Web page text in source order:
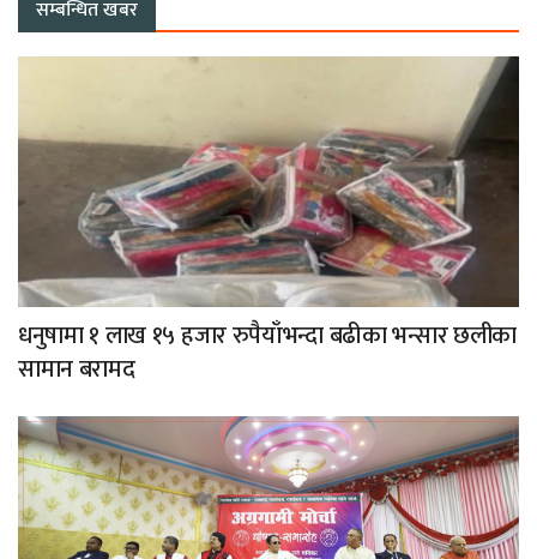
सम्बन्धित खबर
धनुषामा १ लाख १५ हजार रुपैयाँभन्दा बढीका भन्सार छलीका
सामान बरामद